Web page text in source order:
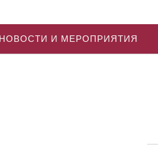
НОВОСТИ И МЕРОПРИЯТИЯ